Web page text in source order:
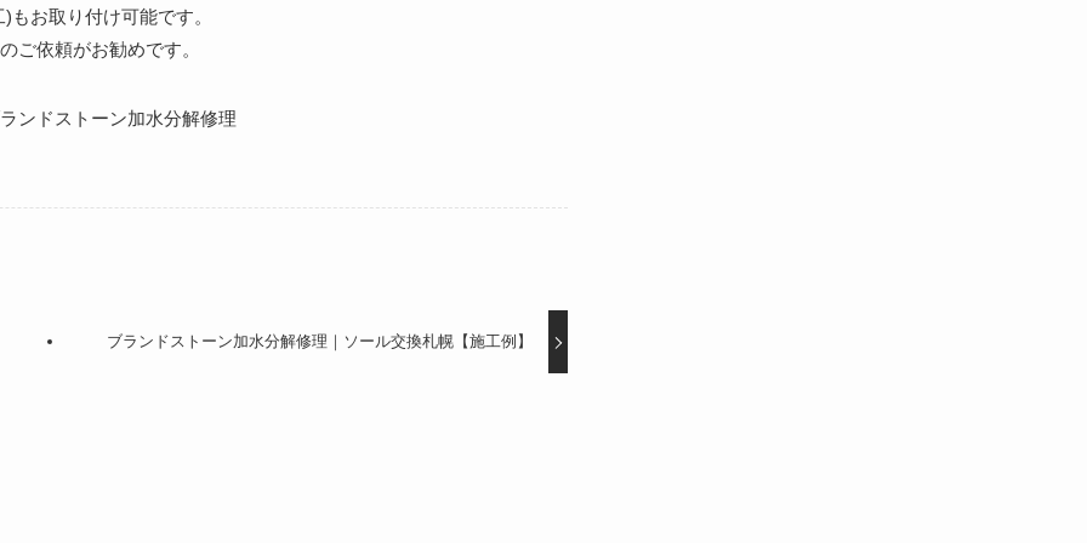
お取り付け可能です。
ご依頼がお勧めです。
ンドストーン加水分解修理
ブランドストーン加水分解修理｜ソール交換札幌【施工例】